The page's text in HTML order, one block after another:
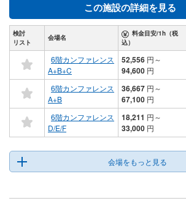
この施設の詳細を見る
検討
リスト
会場名
料金目安/1h（税
込）
6階カンファレンス
A+B+C
52,556 円～
94,600 円
6階カンファレンス
A+B
36,667 円～
67,100 円
6階カンファレンス
D/E/F
18,211 円～
33,000 円
会場をもっと見る